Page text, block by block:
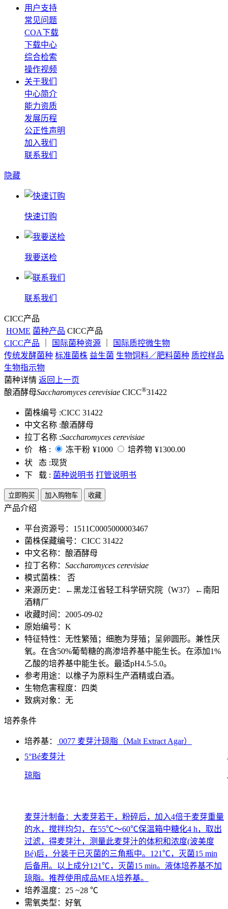
用户支持
常见问题
COA下载
下载中心
综合检索
操作视频
关于我们
中心简介
能力资质
发展历程
公正性声明
加入我们
联系我们
隐藏
快速订购
我要送检
联系我们
CICC产品
HOME 菌种产品 CICC产品
CICC产品
国际菌种资源
国际质控微生物
传统发酵菌种 标准菌株 益生菌 生物饲料／肥料菌种 质控样品
生物指示物
菌种详情 返回上一页
酿酒酵母Saccharomyces cerevisiae CICC®31422
菌株编号 :CICC 31422
中文名称 :酿酒酵母
拉丁名称 :Saccharomyces cerevisiae
价 格 :
冻干粉 ¥1000 培养物 ¥1300.00
状 态 :现货
下 载 : 菌种说明书 打管说明书
立即购买 加入购物车 收藏
产品介绍
平台资源号：1511C0005000003467
菌株保藏编号：CICC 31422
中文名称：酿酒酵母
拉丁名称： Saccharomyces cerevisiae
模式菌株： 否
来源历史：←黑龙江省轻工科学研究院（W37）←南阳
酒精厂
收藏时间：2005-09-02
原始编号：K
特征特性：无性繁殖；细胞为芽殖；呈卵圆形。兼性厌
氧。在含50%葡萄糖的高渗培养基中能生长。在添加1%
乙酸的培养基中能生长。最适pH4.5-5.0。
参考用途：以橡子为原料生产酒精或白酒。
生物危害程度：四类
致病对象：无
培养条件
培养基：
0077 麦芽汁琼脂（Malt Extract Agar）
5°Bé麦芽汁
琼脂
麦芽汁制备：大麦芽若干，粉碎后，加入4倍于麦芽重量
的水，搅拌均匀，在55℃～60℃保温箱中糖化4 h，取出
过滤，得麦芽汁，测量此麦芽汁的体积和浓度(波美度
Bé)后，分装于已灭菌的三角瓶中。121℃，灭菌15 min
后备用。以上成分121℃，灭菌15 min。液体培养基不加
琼脂。推荐使用成品MEA培养基。
培养温度：25 ~28 ℃
需氧类型：好氧